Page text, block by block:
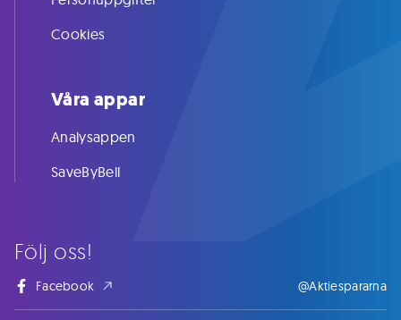
Följ oss!
Facebook @Aktiespararna
Cookies
Våra appar
Analysappen
SaveByBell